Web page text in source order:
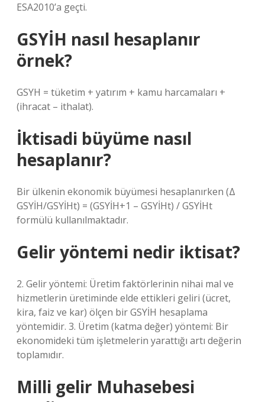
ESA2010’a geçti.
GSYİH nasıl hesaplanır
örnek?
GSYH = tüketim + yatırım + kamu harcamaları +
(ihracat – ithalat).
İktisadi büyüme nasıl
hesaplanır?
Bir ülkenin ekonomik büyümesi hesaplanırken (Δ
GSYİH/GSYİHt) = (GSYİH+1 – GSYİHt) / GSYİHt
formülü kullanılmaktadır.
Gelir yöntemi nedir iktisat?
2. Gelir yöntemi: Üretim faktörlerinin nihai mal ve
hizmetlerin üretiminde elde ettikleri geliri (ücret,
kira, faiz ve kar) ölçen bir GSYİH hesaplama
yöntemidir. 3. Üretim (katma değer) yöntemi: Bir
ekonomideki tüm işletmelerin yarattığı artı değerin
toplamıdır.
Milli gelir Muhasebesi